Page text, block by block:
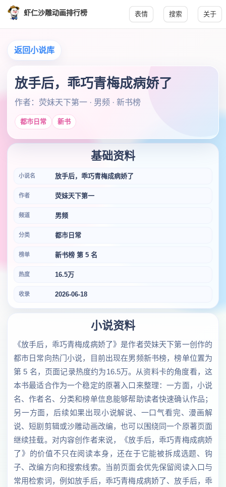
虾仁沙雕动画排行榜 表情 搜索 关于
返回小说库
放手后，乖巧青梅成病娇了
作者：荧妹天下第一 · 男频 · 新书榜
都市日常 新书
基础资料
小说名 放手后，乖巧青梅成病娇了
作者 荧妹天下第一
频道 男频
分类 都市日常
榜单 新书榜 第 5 名
热度 16.5万
收录 2026-06-18
小说资料
《放手后，乖巧青梅成病娇了》是作者荧妹天下第一创作的
都市日常向热门小说，目前出现在男频新书榜，榜单位置为
第 5 名，页面记录热度约为16.5万。从资料卡的角度看，这
本书最适合作为一个稳定的原著入口来整理：一方面，小说
名、作者名、分类和榜单信息能够帮助读者快速确认作品；
另一方面，后续如果出现小说解说、一口气看完、漫画解
说、短剧剪辑或沙雕动画改编，也可以围绕同一个原著页面
继续挂载。对内容创作者来说，《放手后，乖巧青梅成病娇
了》的价值不只在阅读本身，还在于它能被拆成选题、钩
子、改编方向和搜索线索。当前页面会优先保留阅读入口与
常用检索词，例如放手后，乖巧青梅成病娇了、放手后，乖